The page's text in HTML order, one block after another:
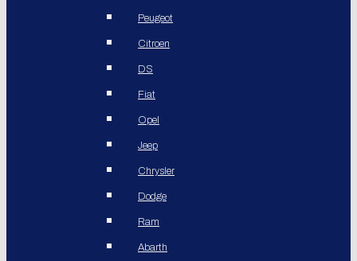
Peugeot
Citroen
DS
Fiat
Opel
Jeep
Chrysler
Dodge
Ram
Abarth